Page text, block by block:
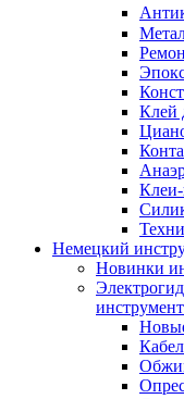
Немецкий
Новинки
инструмент